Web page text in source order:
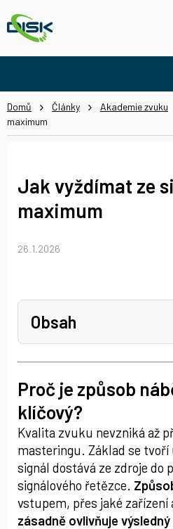
na
obsah
Domů Články Akademie zvuku
maximum
Jak vyždímat ze
maximum
26.1.2026
Obsah
Proč je způsob
klíčový?
Kvalita zvuku nevzniká až
masteringu. Základ se tvoří
signál dostává ze zdroje do
signálového řetězce.
vstupem, přes jaké zařízení
zásadně ovlivňuje výsledný